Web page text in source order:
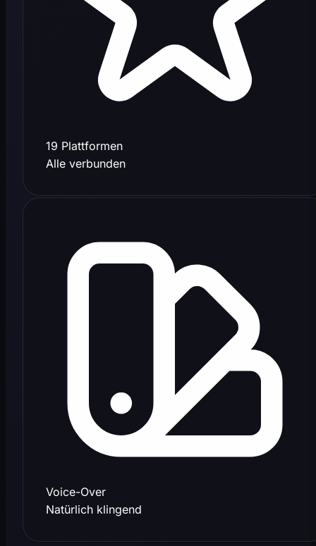
19 Plattformen
Alle verbunden
Voice-Over
Natürlich klingend